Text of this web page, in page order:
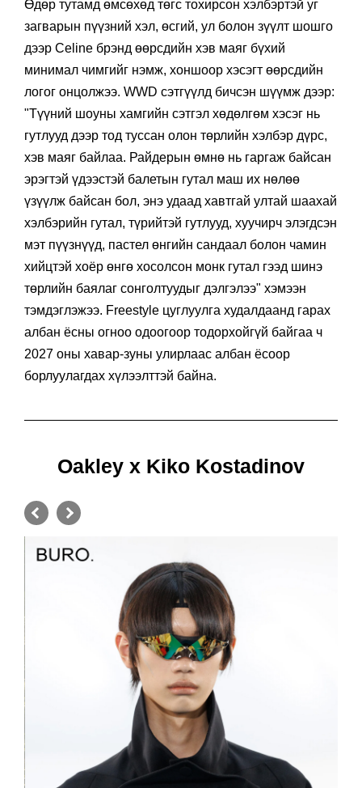
Өдөр тутамд өмсөхөд төгс тохирсон хэлбэртэй уг
загварын пүүзний хэл, өсгий, ул болон зүүлт шошго
дээр Celine брэнд өөрсдийн хэв маяг бүхий
минимал чимгийг нэмж, хоншоор хэсэгт өөрсдийн
логог онцолжээ. WWD сэтгүүлд бичсэн шүүмж дээр:
"Түүний шоуны хамгийн сэтгэл хөдөлгөм хэсэг нь
гутлууд дээр тод туссан олон төрлийн хэлбэр дүрс,
хэв маяг байлаа. Райдерын өмнө нь гаргаж байсан
эрэгтэй үдээстэй балетын гутал маш их нөлөө
үзүүлж байсан бол, энэ удаад хавтгай ултай шаахай
хэлбэрийн гутал, түрийтэй гутлууд, хуучирч элэгдсэн
мэт пүүзнүүд, пастел өнгийн сандаал болон чамин
хийцтэй хоёр өнгө хосолсон монк гутал гээд шинэ
төрлийн баялаг сонголтуудыг дэлгэлээ" хэмээн
тэмдэглэжээ. Freestyle цуглуулга худалдаанд гарах
албан ёсны огноо одоогоор тодорхойгүй байгаа ч
2027 оны хавар-зуны улирлаас албан ёсоор
борлуулагдах хүлээлттэй байна.
Oakley x Kiko Kostadinov